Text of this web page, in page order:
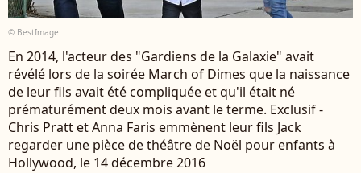
© BestImage
En 2014, l'acteur des "Gardiens de la Galaxie" avait
révélé lors de la soirée March of Dimes que la naissance
de leur fils avait été compliquée et qu'il était né
prématurément deux mois avant le terme. Exclusif -
Chris Pratt et Anna Faris emmènent leur fils Jack
regarder une pièce de théâtre de Noël pour enfants à
Hollywood, le 14 décembre 2016